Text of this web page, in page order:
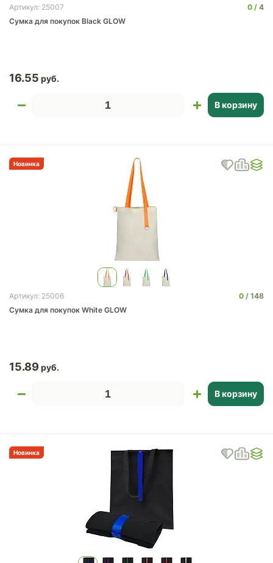
Артикул: 25007 0
4
Сумка для покупок Black GLOW
16.55
В корзину
Новинка
Артикул: 25006 0
148
Сумка для покупок White GLOW
15.89
В корзину
Новинка